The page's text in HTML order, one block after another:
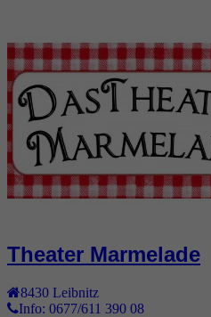
Theater Marmelade
8430 Leibnitz
Info: 0677/611 390 08